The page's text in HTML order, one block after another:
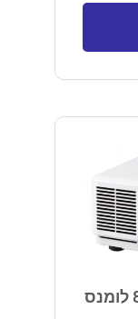
מקרן FULL HD עצמה 8000 לומנס